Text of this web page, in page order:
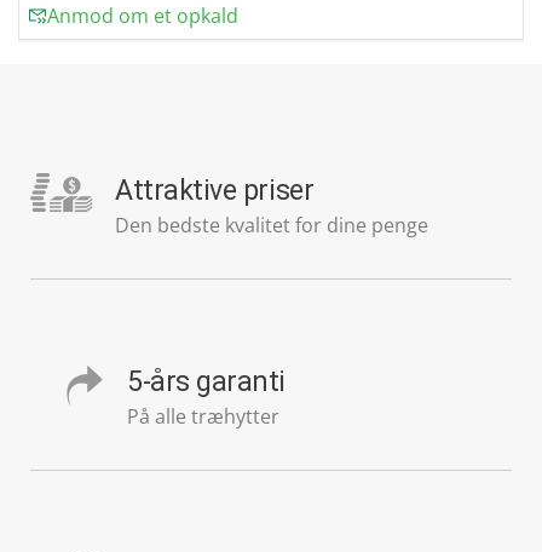
Anmod om et opkald
Attraktive priser
Den bedste kvalitet for dine penge
5-års garanti
På alle træhytter